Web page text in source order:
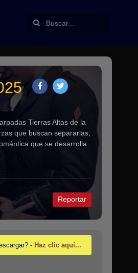
Tierras Altas de la
que buscan separarlas,
que se desarrolla
Reportar
- Haz clic aquí...